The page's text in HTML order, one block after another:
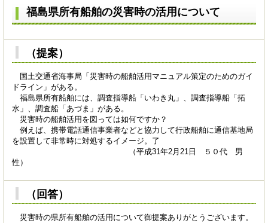
福島県所有船舶の災害時の活用について
（提案）
国土交通省海事局「災害時の船舶活用マニュアル策定のためのガイ
ドライン」がある。
福島県所有船舶には、調査指導船「いわき丸」、調査指導船「拓
水」、調査船「あづま」がある。
災害時の船舶活用を図っては如何ですか？
例えば、携帯電話通信事業者などと協力して行政船舶に通信基地局
を設置して非常時に対処するイメージ。了
（平成31年2月21日 ５０代 男
性）
（回答）
災害時の県所有船舶の活用について御提案ありがとうございます。